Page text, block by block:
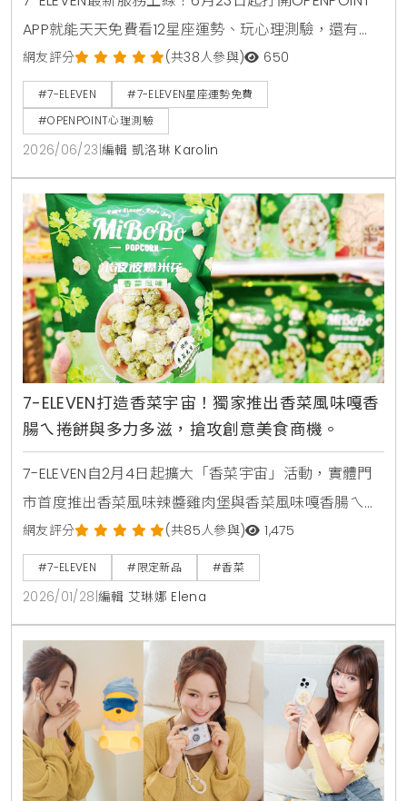
APP就能天天免費看12星座運勢、玩心理測驗，還有
ibon限時免費列印生活好運貼紙活動。另外，刷中國信
託uniopen聯名卡繳納汽車燃料費和地價稅，最高還能
賺到100點OPENPOINT點數回饋。
網友評分 (共38人參與) 650
#7-ELEVEN
#7-ELEVEN星座運勢免費
#OPENPOINT心理測驗
2026/06/23 編輯 凱洛琳 Karolin
7-ELEVEN打造香菜宇宙！獨家推出香菜風味嘎香
腸ㄟ捲餅與多力多滋，搶攻創意美食商機。
7-ELEVEN自2月4日起擴大「香菜宇宙」活動，實體門
市首度推出香菜風味辣醬雞肉堡與香菜風味嘎香腸ㄟ捲
餅，結合台式小吃與創意料理。線上i預購平台同步網羅
逾30款香菜系美食，包含多力多滋、星太郎點心條餅及
各類調理食品，滿足消費者嘗鮮需求。
網友評分 (共85人參與) 1,475
#7-ELEVEN #限定新品 #香菜
2026/01/28 編輯 艾琳娜 Elena